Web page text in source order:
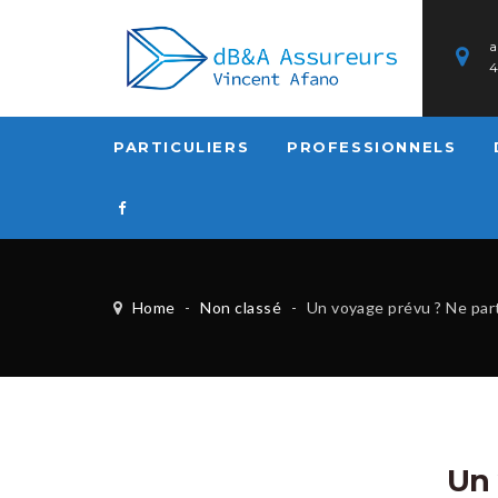
PARTICULIERS PROFESSIONNELS
Home - Non classé - Un voyage prévu ? Ne partez